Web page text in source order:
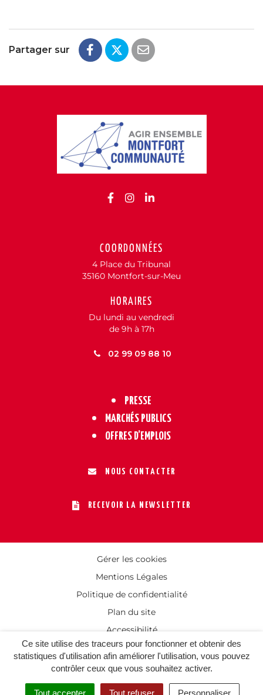
Ce site utilise des traceurs pour fonctionner et obtenir des
statistiques d'utilisation afin améliorer l'utilisation, vous pouvez
contrôler ceux que vous souhaitez activer.
Tout accepter Tout refuser Personnaliser
Partager sur
Lien vers le compte
Lien vers le compte
Lien vers le compte
COORDONNÉES
4 Place du Tribunal
35160 Montfort-sur-Meu
HORAIRES
Du lundi au vendredi
de 9h à 17h
02 99 09 88 10
PRESSE
MARCHÉS PUBLICS
OFFRES D’EMPLOIS
NOUS CONTACTER
RECEVOIR LA NEWSLETTER
Gérer les cookies
Mentions Légales
Politique de confidentialité
Plan du site
Accessibilité